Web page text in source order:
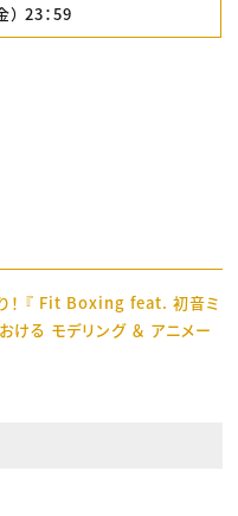
23：59
！ 『 Fit Boxing feat. 初音ミ
ける モデリング ＆ アニメー